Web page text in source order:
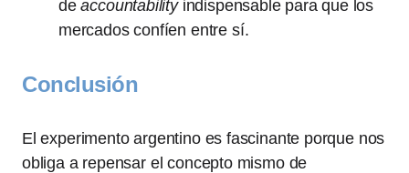
deaccountabilityindispensable para que los
mercados confíen entre sí.
Conclusión
El experimento argentino es fascinante porque nos
obliga a repensar el concepto mismo de